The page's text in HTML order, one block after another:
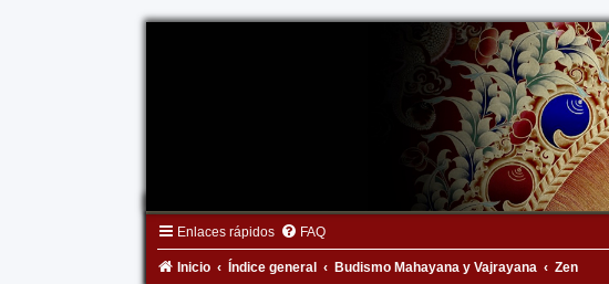
Enlaces rápidos FAQ
Inicio Índice general Budismo Mahayana y Vajrayana Zen